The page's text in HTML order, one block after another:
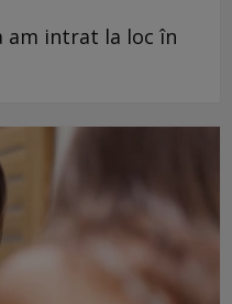
am intrat la loc în